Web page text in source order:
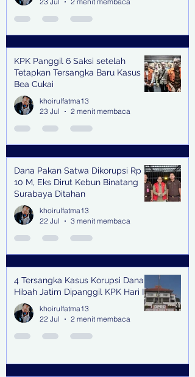
KPK Panggil 6 Saksi setelah
Tetapkan Tersangka Baru Kasus
Bea Cukai
khoirulfatma13
23 Jul
2 menit membaca
Dana Pakan Satwa Dikorupsi Rp
10 M, Eks Dirut Kebun Binatang
Surabaya Ditahan
khoirulfatma13
22 Jul
3 menit membaca
4 Tersangka Kasus Korupsi Dana
Hibah Jatim Dipanggil KPK Hari Ini
khoirulfatma13
22 Jul
2 menit membaca